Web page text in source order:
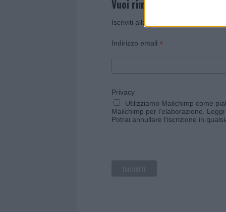
Vuoi rimanere sempre
Iscriviti alla newsletter di Gallura
Indirizzo email *
Privacy
Utilizziamo Mailchimp come
Mailchimp per l'elaborazione.
Potrai annullare l'iscrizione in